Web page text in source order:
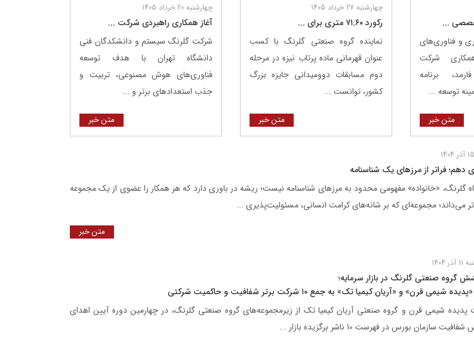
...
و فناوری‌های
شرکت
برنامه
توسعه ...
متن خبر
چهارشنبه 27 خرداد 1405
رکورد ۷۱.۶۰ متری برای ...
نماینده گروه صنعتی گلرنگ با کسب
عنوان قهرمانی ماده پرتاب نیزه در مرحله
دوم مسابقات دوومیدانی جایزه بزرگ
کشور، توانست ...
متن خبر
چهارشنبه 20 خرداد 1405
آغاز همکاری راهبردی شرکت ...
شرکت گلرنگ ‌سیستم و دانشکدگان فنی
دانشگاه تهران با هدف توسعه
فناوری‌های هوش مصنوعی، تربیت و
جذب استعدادهای برتر و ...
متن خبر
دهم؛ فراتر از مرزهای یک شناسنامه
گلرنگ، «خانواده» مفهومی محدود به مرزهای شناسنامه نیست؛ ریشه در باوری دارد که هر همکار را عضوی از یک مجموعه
می‌داند؛ مجموعه‌ای که بر شانه‌های کرامت انسانی، مسئولیت‌پذیری ...
متن خبر
1404
گروه صنعتی گلرنگ در بازار سرمایه؛
شیمی قرن» و «آریان کیمیا تک» به جمع ۱۰ شرکت برتر شفافیت و حاکمیت شرکتی
پدیده شیمی قرن و گروه صنعتی آریان کیمیا تک از زیرمجموعه‌های گروه صنعتی گلرنگ، در چهارمین دوره آیین اهدای
سازمان بورس در فهرست 10 ناشر برگزیده بازار ...